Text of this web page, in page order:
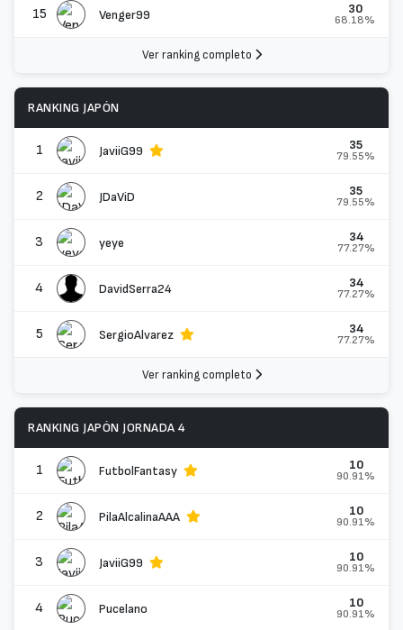
15 Venger99 30
68.18%
Ver ranking completo
RANKING JAPÓN
1 JaviiG99 35
79.55%
2 JDaViD 35
79.55%
3 yeye 34
77.27%
4 DavidSerra24 34
77.27%
5 SergioAlvarez 34
77.27%
Ver ranking completo
RANKING JAPÓN JORNADA 4
1 FutbolFantasy 10
90.91%
2 PilaAlcalinaAAA 10
90.91%
3 JaviiG99 10
90.91%
4 Pucelano 10
90.91%